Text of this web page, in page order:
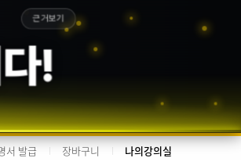
!
근거보기
서 발급 장바구니 나의강의실